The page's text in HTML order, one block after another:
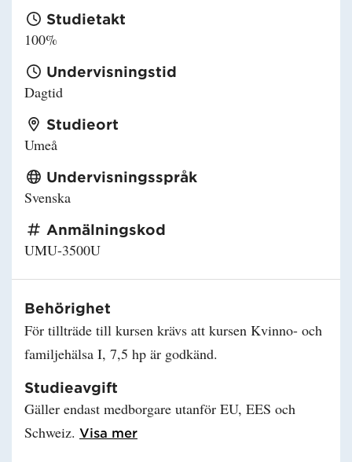
Studietakt
100%
Undervisningstid
Dagtid
Studieort
Umeå
Undervisningsspråk
Svenska
Anmälningskod
UMU-3500U
Behörighet
För tillträde till kursen krävs att kursen Kvinno- och
familjehälsa I, 7,5 hp är godkänd.
Studieavgift
Gäller endast medborgare utanför EU, EES och
Schweiz. Visa merLäs mer om Studieavgift